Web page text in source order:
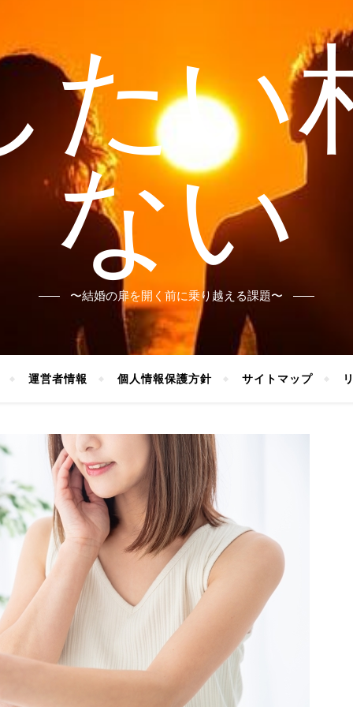
たい
ない
〜結婚の扉を開く前に乗り越える課題〜
運営者情報 個人情報保護方針 サイトマップ